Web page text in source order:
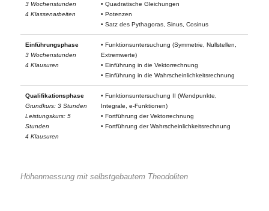
3 Wochenstunden
4 Klassenarbeiten
• Quadratische Gleichungen
• Potenzen
• Satz des Pythagoras, Sinus, Cosinus
Einführungsphase
3 Wochenstunden
4 Klausuren
• Funktionsuntersuchung (Symmetrie, Nullstellen,
Extremwerte)
• Einführung in die Vektorrechnung
• Einführung in die Wahrscheinlichkeitsrechnung
Qualifikationsphase
Grundkurs: 3 Stunden
Leistungskurs: 5
Stunden
4 Klausuren
• Funktionsuntersuchung II (Wendpunkte,
Integrale, e-Funktionen)
• Fortführung der Vektorrechnung
• Fortführung der Wahrscheinlichkeitsrechnung
Höhenmessung mit selbstgebautem Theodoliten